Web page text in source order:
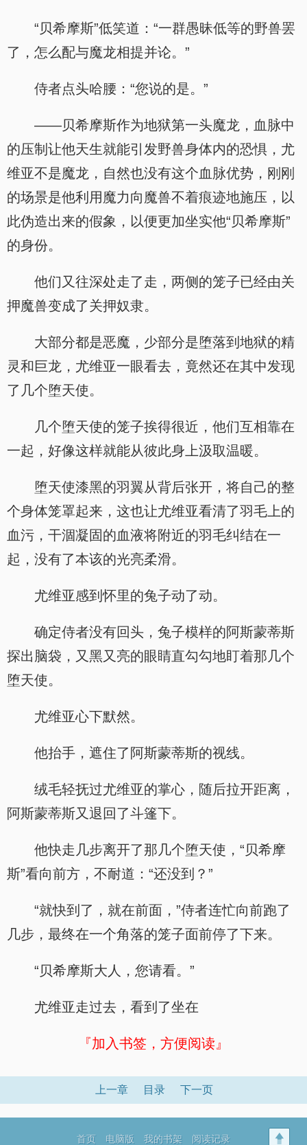
“贝希摩斯”低笑道：“一群愚昧低等的野兽罢
了，怎么配与魔龙相提并论。”
侍者点头哈腰：“您说的是。”
——贝希摩斯作为地狱第一头魔龙，血脉中
的压制让他天生就能引发野兽身体内的恐惧，尤
维亚不是魔龙，自然也没有这个血脉优势，刚刚
的场景是他利用魔力向魔兽不着痕迹地施压，以
此伪造出来的假象，以便更加坐实他“贝希摩斯”
的身份。
他们又往深处走了走，两侧的笼子已经由关
押魔兽变成了关押奴隶。
大部分都是恶魔，少部分是堕落到地狱的精
灵和巨龙，尤维亚一眼看去，竟然还在其中发现
了几个堕天使。
几个堕天使的笼子挨得很近，他们互相靠在
一起，好像这样就能从彼此身上汲取温暖。
堕天使漆黑的羽翼从背后张开，将自己的整
个身体笼罩起来，这也让尤维亚看清了羽毛上的
血污，干涸凝固的血液将附近的羽毛纠结在一
起，没有了本该的光亮柔滑。
尤维亚感到怀里的兔子动了动。
确定侍者没有回头，兔子模样的阿斯蒙蒂斯
探出脑袋，又黑又亮的眼睛直勾勾地盯着那几个
堕天使。
尤维亚心下默然。
他抬手，遮住了阿斯蒙蒂斯的视线。
绒毛轻抚过尤维亚的掌心，随后拉开距离，
阿斯蒙蒂斯又退回了斗篷下。
他快走几步离开了那几个堕天使，“贝希摩
斯”看向前方，不耐道：“还没到？”
“就快到了，就在前面，”侍者连忙向前跑了
几步，最终在一个角落的笼子面前停了下来。
“贝希摩斯大人，您请看。”
尤维亚走过去，看到了坐在
『加入书签，方便阅读』
上一章 目录 下一页
首页 电脑版 我的书架 阅读记录